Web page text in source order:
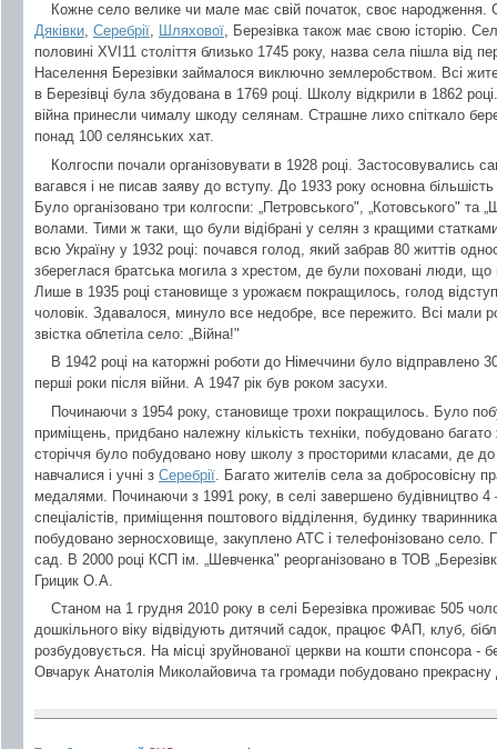
Кожне село велике чи мале має свій початок, своє народження.
Дяківки, Серебрії, Шляхової, Березівка також має свою історію.
половині XVI11 століття близько 1745 року, назва села пішла від
Населення Березівки займалося виключно землеробством. Всі
в Березівці була збудована в 1769 році. Школу відкрили в 1862
війна принесли чималу шкоду селянам. Страшне лихо спіткало
понад 100 селянських хат.
Колгоспи почали організовувати в 1928 році. Застосовувались
вагався і не писав заяву до вступу. До 1933 року основна
Було організовано три колгоспи: „Петровського", „Котовського"
волами. Тими ж таки, що були відібрані у селян з кращими
всю Україну у 1932 році: почався голод, який забрав 80 життів
збереглася братська могила з хрестом, де були поховані люди,
Лише в 1935 році становище з урожаєм покращилось, голод
чоловік. Здавалося, минуло все недобре, все пережито. Всі мали
звістка облетіла село: „Війна!"
В 1942 році на каторжні роботи до Німеччини було відправлено
перші роки після війни. А 1947 рік був роком засухи.
Починаючи з 1954 року, становище трохи покращилось. Було
приміщень, придбано належну кількість техніки, побудовано
сторіччя було побудовано нову школу з просторими класами, де до
навчалися і учні з Серебрії . Багато жителів села за добросовісну
медалями. Починаючи з 1991 року, в селі завершено будівництво 4
спеціалістів, приміщення поштового відділення, будинку
побудовано зерносховище, закуплено АТС і телефонізовано село.
сад. В 2000 році КСП ім. „Шевченка" реорганізовано в ТОВ
Грицик О.А.
Станом на 1 грудня 2010 року в селі Березівка проживає 505
дошкільного віку відвідують дитячий садок, працює ФАП, клуб,
розбудовується. На місці зруйнованої церкви на кошти спонсора -
Овчарук Анатолія Миколайовича та громади побудовано прекрасну